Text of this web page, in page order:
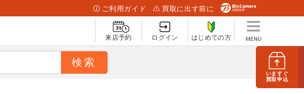
いますぐ
買取申込
ご利用ガイド 買取に出す前に
来店予約 ログイン はじめての方